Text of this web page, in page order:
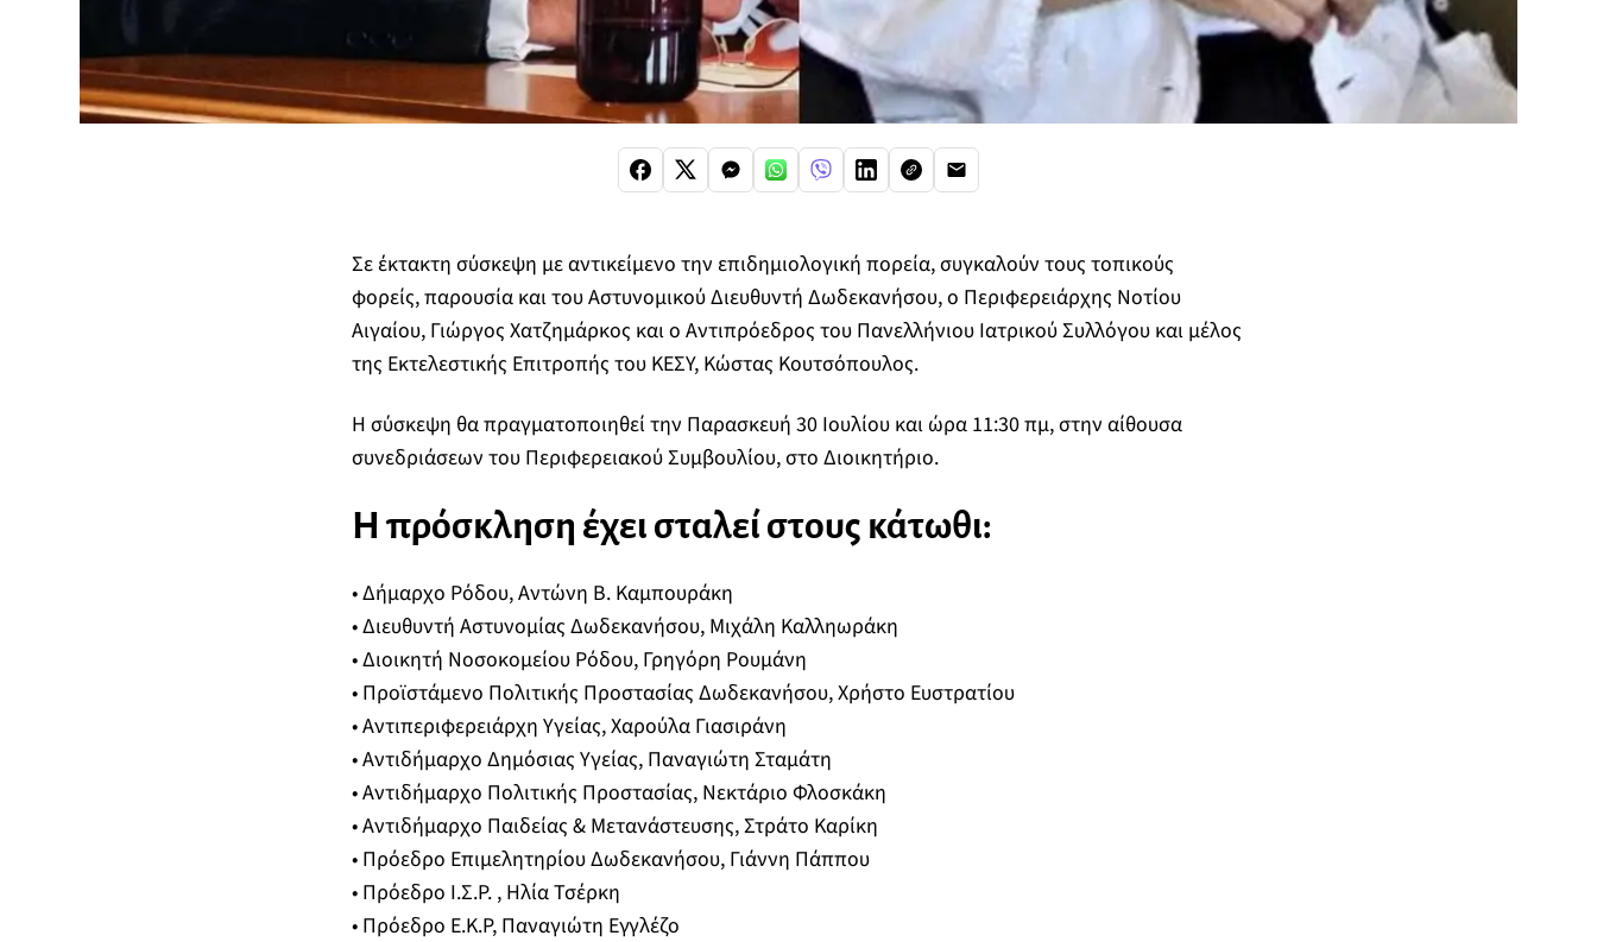
Σε έκτακτη σύσκεψη με αντικείμενο την επιδημιολογική πορεία, συγκαλούν τους τοπικούς
φορείς, παρουσία και του Αστυνομικού Διευθυντή Δωδεκανήσου, ο Περιφερειάρχης Νοτίου
Αιγαίου, Γιώργος Χατζημάρκος και ο Αντιπρόεδρος του Πανελλήνιου Ιατρικού Συλλόγου και μέλος
της Εκτελεστικής Επιτροπής του ΚΕΣΥ, Κώστας Κουτσόπουλος.
Η σύσκεψη θα πραγματοποιηθεί την Παρασκευή 30 Ιουλίου και ώρα 11:30 πμ, στην αίθουσα
συνεδριάσεων του Περιφερειακού Συμβουλίου, στο Διοικητήριο.
Η πρόσκληση έχει σταλεί στους κάτωθι:
• Δήμαρχο Ρόδου, Αντώνη Β. Καμπουράκη
• Διευθυντή Αστυνομίας Δωδεκανήσου, Μιχάλη Καλληωράκη
• Διοικητή Νοσοκομείου Ρόδου, Γρηγόρη Ρουμάνη
• Προϊστάμενο Πολιτικής Προστασίας Δωδεκανήσου, Χρήστο Ευστρατίου
• Αντιπεριφερειάρχη Υγείας, Χαρούλα Γιασιράνη
• Αντιδήμαρχο Δημόσιας Υγείας, Παναγιώτη Σταμάτη
• Αντιδήμαρχο Πολιτικής Προστασίας, Νεκτάριο Φλοσκάκη
• Αντιδήμαρχο Παιδείας & Μετανάστευσης, Στράτο Καρίκη
• Πρόεδρο Επιμελητηρίου Δωδεκανήσου, Γιάννη Πάππου
• Πρόεδρο Ι.Σ.Ρ. , Ηλία Τσέρκη
• Πρόεδρο Ε.Κ.Ρ, Παναγιώτη Εγγλέζο